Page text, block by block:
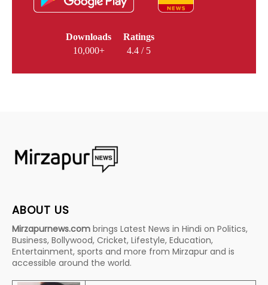
Downloads
10,000+
Ratings
4.4 / 5
ABOUT US
Mirzapurnews.com brings Latest News in Hindi on Politics,
Business, Bollywood, Cricket, Lifestyle, Education,
Entertainment, sports and more from Mirzapur and is
accessible around the world.